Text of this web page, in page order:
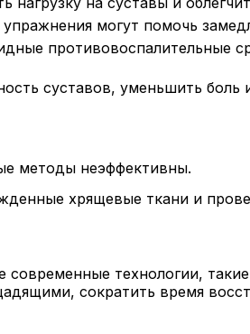
могут помочь
противовоспалительные
суставов, уменьшить боль
методы неэффективны.
хрящевые ткани и
технологии,
сократить время